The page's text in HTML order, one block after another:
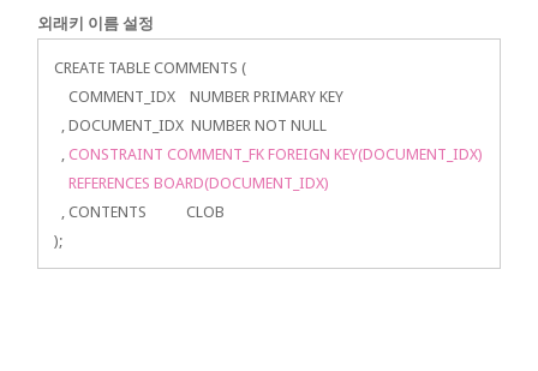
외래키 이름 설정
CREATE TABLE COMMENTS (
COMMENT_IDX NUMBER PRIMARY KEY
, DOCUMENT_IDX NUMBER NOT NULL
CONSTRAINT COMMENT_FK FOREIGN KEY(DOCUMENT_IDX)
REFERENCES BOARD(DOCUMENT_IDX)
, CONTENTS CLOB
);